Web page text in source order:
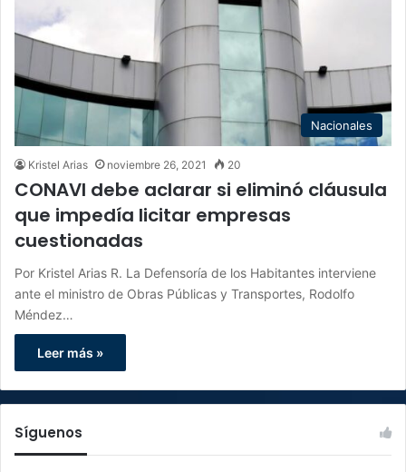
Nacionales
Kristel Arias noviembre 26, 2021 20
CONAVI debe aclarar si eliminó cláusula
que impedía licitar empresas
cuestionadas
Por Kristel Arias R. La Defensoría de los Habitantes interviene
ante el ministro de Obras Públicas y Transportes, Rodolfo
Méndez…
Leer más »
Síguenos